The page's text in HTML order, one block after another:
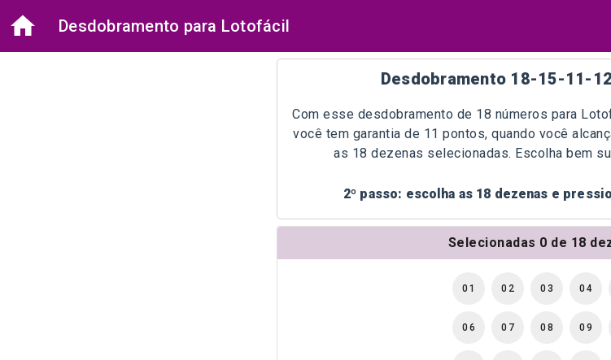
Desdobramento para Lotofácil
Desdobramento 18-15-11-
Com esse desdobramento de 18 números para
você tem garantia de 11 pontos, quando você
as 18 dezenas selecionadas. Escolha bem
2º passo: escolha as 18 dezenas e
Selecionadas 0 de 18
01 02 03 04
06 07 08 09